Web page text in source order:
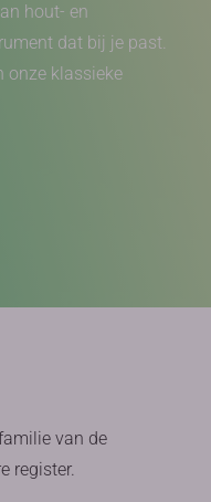
hout- en
dat bij je past.
onze klassieke
van de
register.